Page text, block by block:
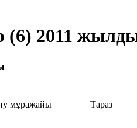
(6) 2011
мұражайы Тараз